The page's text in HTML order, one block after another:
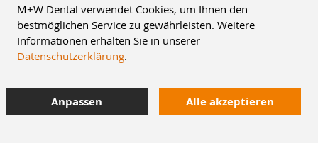
M+W Dental verwendet Cookies, um Ihnen den
bestmöglichen Service zu gewährleisten. Weitere
Informationen erhalten Sie in unserer
Datenschutzerklärung.
Anpassen Alle akzeptieren
AGB
Impressum Datenschutzerklärung